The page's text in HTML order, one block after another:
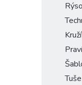
Tuše